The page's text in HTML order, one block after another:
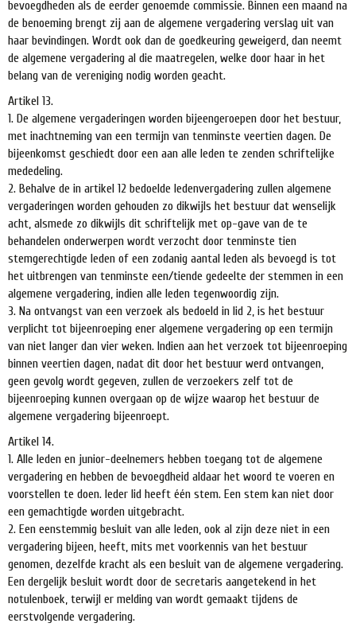
bevoegdheden als de eerder genoemde commissie. Binnen een maand na
de benoeming brengt zij aan de algemene vergadering verslag uit van
haar bevindingen. Wordt ook dan de goedkeuring geweigerd, dan neemt
de algemene vergadering al die maatregelen, welke door haar in het
belang van de vereniging nodig worden geacht.
Artikel 13.
1. De algemene vergaderingen worden bijeengeroepen door het bestuur,
met inachtneming van een termijn van tenminste veertien dagen. De
bijeenkomst geschiedt door een aan alle leden te zenden schriftelijke
mededeling.
2. Behalve de in artikel 12 bedoelde ledenvergadering zullen algemene
vergaderingen worden gehouden zo dikwijls het bestuur dat wenselijk
acht, alsmede zo dikwijls dit schriftelijk met op-gave van de te
behandelen onderwerpen wordt verzocht door tenminste tien
stemgerechtigde leden of een zodanig aantal leden als bevoegd is tot
het uitbrengen van tenminste een/tiende gedeelte der stemmen in een
algemene vergadering, indien alle leden tegenwoordig zijn.
3. Na ontvangst van een verzoek als bedoeld in lid 2, is het bestuur
verplicht tot bijeenroeping ener algemene vergadering op een termijn
van niet langer dan vier weken. Indien aan het verzoek tot bijeenroeping
binnen veertien dagen, nadat dit door het bestuur werd ontvangen,
geen gevolg wordt gegeven, zullen de verzoekers zelf tot de
bijeenroeping kunnen overgaan op de wijze waarop het bestuur de
algemene vergadering bijeenroept.
Artikel 14.
1. Alle leden en junior-deelnemers hebben toegang tot de algemene
vergadering en hebben de bevoegdheid aldaar het woord te voeren en
voorstellen te doen. leder lid heeft één stem. Een stem kan niet door
een gemachtigde worden uitgebracht.
2. Een eenstemmig besluit van alle leden, ook al zijn deze niet in een
vergadering bijeen, heeft, mits met voorkennis van het bestuur
genomen, dezelfde kracht als een besluit van de algemene vergadering.
Een dergelijk besluit wordt door de secretaris aangetekend in het
notulenboek, terwijl er melding van wordt gemaakt tijdens de
eerstvolgende vergadering.